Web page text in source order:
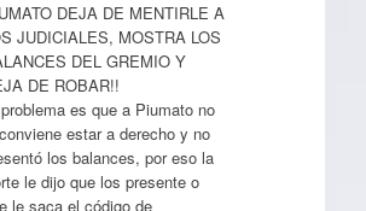
DEJA DE MENTIRLE A
JUDICIALES, MOSTRA LOS
DEL GREMIO Y
DE ROBAR!!
es que a Piumato no
estar a derecho y no
los balances, por eso la
le dijo que los presente o
le saca el código de